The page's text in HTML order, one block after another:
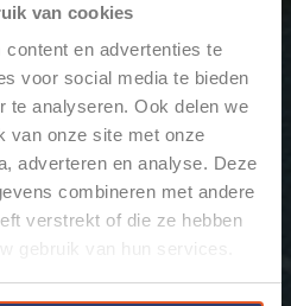
van cookies
en advertenties te
voor social media te bieden
te analyseren. Ook delen we
van onze site met onze
adverteren en analyse. Deze
combineren met andere
verstrekt of die ze hebben
gebruik van hun services.